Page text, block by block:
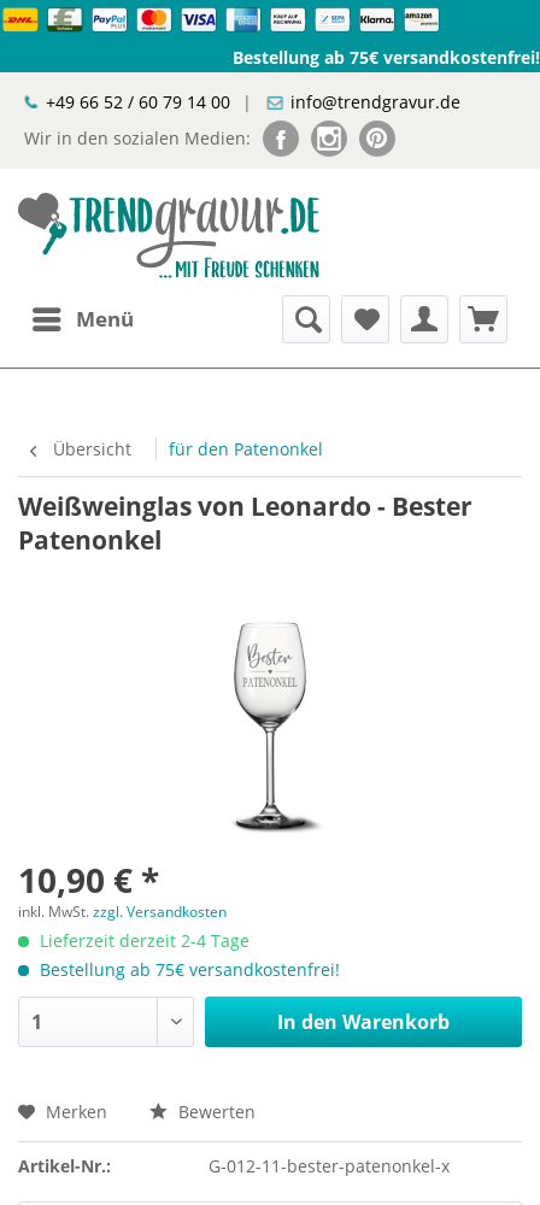
Bestellung ab 75€ versandkostenfrei!
+49 66 52 / 60 79 14 00
|
info@trendgravur.de
Wir in den sozialen Medien:
Menü
Übersicht für den Patenonkel
Weißweinglas von Leonardo - Bester
Patenonkel
10,90 € *
inkl. MwSt.zzgl. Versandkosten
Lieferzeit derzeit 2-4 Tage
Bestellung ab 75€ versandkostenfrei!
In den Warenkorb
Merken Bewerten
Artikel-Nr.: G-012-11-bester-patenonkel-x